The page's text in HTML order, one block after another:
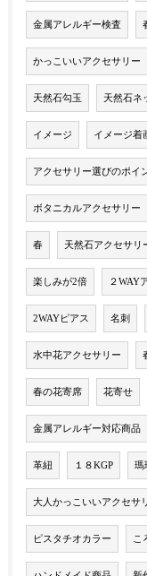
金属アレルギー検査
かっこいいアクセサリー
天然石勾玉 天然石ネ
イメージ イメージ着
アクセサリー選びのポイ
ボタニカルアクセサリー
春 天然石アクセサリ
楽しみが2倍 ２WAY
2WAYピアス 名刺
水中花アクセサリー
春の花寄席 花寄せ
金属アレルギー対応商品
革紐 １８KGP 瑪
大人かっこいいアクセサ
ピスタチオカラー こ